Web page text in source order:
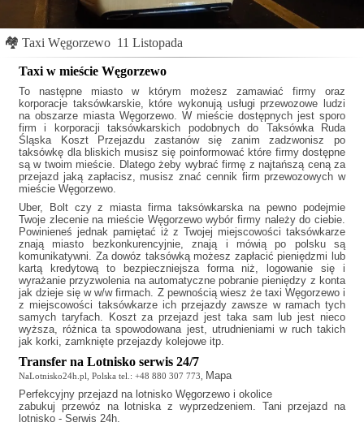
🏘 Taxi Węgorzewo 11 Listopada
Taxi w mieście Węgorzewo
To następne miasto w którym możesz zamawiać firmy oraz
korporacje taksówkarskie, które wykonują usługi przewozowe ludzi
na obszarze miasta Węgorzewo. W mieście dostępnych jest sporo
firm i korporacji taksówkarskich podobnych do Taksówka Ruda
Śląska Koszt Przejazdu
zastanów się zanim zadzwonisz po
taksówkę dla bliskich musisz się poinformować które firmy dostępne
są w twoim mieście. Dlatego żeby wybrać firmę z najtańszą ceną za
przejazd jaką zapłacisz, musisz znać cennik firm przewozowych w
mieście Węgorzewo.
Uber, Bolt czy z miasta firma taksówkarska na pewno podejmie
Twoje zlecenie na mieście Węgorzewo wybór firmy należy do ciebie.
Powinieneś jednak pamiętać iż z Twojej miejscowości taksówkarze
znają miasto bezkonkurencyjnie, znają i mówią po polsku są
komunikatywni. Za dowóz taksówką możesz zapłacić pieniędzmi lub
kartą kredytową to bezpieczniejsza forma niż, logowanie się i
wyrażanie przyzwolenia na automatyczne pobranie pieniędzy z konta
jak dzieje się w w/w firmach. Z pewnością wiesz że taxi Węgorzewoi
z miejscowości taksówkarze ich przejazdy zawsze w ramach tych
samych taryfach. Koszt za przejazd jest taka sam lub jest nieco
wyższa, różnica ta spowodowana jest, utrudnieniami w ruch takich
jak korki, zamknięte przejazdy kolejowe itp.
Transfer na Lotnisko serwis 24/7
NaLotnisko24h.pl, Polska tel.: +48 880 307 773, Mapa
Perfekcyjny przejazd na lotnisko Węgorzewo i okolice
zabukuj przewóz na lotniska z wyprzedzeniem. Tani przejazd na
lotnisko - Serwis 24h.